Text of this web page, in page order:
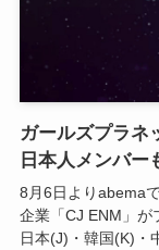
ガールズプラネ
日本人メンバー
8月6日よりabema
企業「CJ ENM」が
日本(J)・韓国(K)・